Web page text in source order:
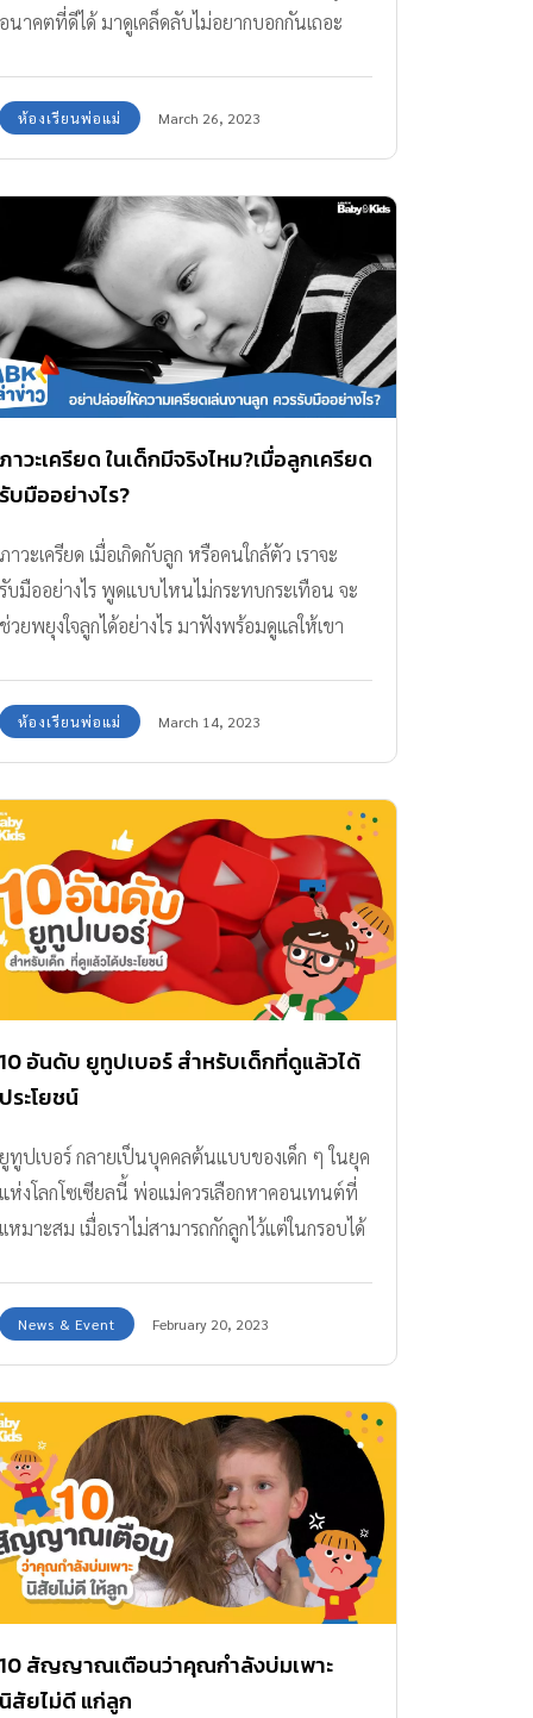
อนาคตที่ดีได้ มาดูเคล็ดลับไม่อยากบอกกันเถอะ
ห้องเรียนพ่อแม่ March 26, 2023
ภาวะเครียด ในเด็กมีจริงไหม?เมื่อลูกเครียด
รับมืออย่างไร?
ภาวะเครียด เมื่อเกิดกับลูก หรือคนใกล้ตัว เราจะ
รับมืออย่างไร พูดแบบไหนไม่กระทบกระเทือน จะ
ช่วยพยุงใจลูกได้อย่างไร มาฟังพร้อมดูแลให้เขา
ห้องเรียนพ่อแม่ March 14, 2023
10 อันดับ ยูทูปเบอร์ สำหรับเด็กที่ดูแล้วได้
ประโยชน์
ยูทูปเบอร์ กลายเป็นบุคคลต้นแบบของเด็ก ๆ ในยุค
แห่งโลกโซเซียลนี้ พ่อแม่ควรเลือกหาคอนเทนต์ที่
เเหมาะสม เมื่อเราไม่สามารถกักลูกไว้แต่ในกรอบได้
News & Event February 20, 2023
10 สัญญาณเตือนว่าคุณกำลังบ่มเพาะ
นิสัยไม่ดี แก่ลูก